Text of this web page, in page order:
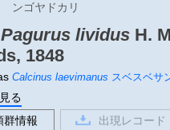
ンゴヤドカリ
Pagurus lividus H.
1848
Calcinus laevimanus スベスベサ
る
群情報
出現レコード